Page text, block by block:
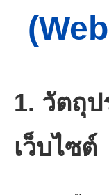
1. วัตถุ
เว็บไซต์